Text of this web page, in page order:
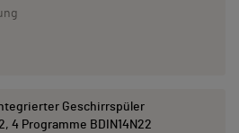
Geschirrspüler
4 Programme BDIN14N22